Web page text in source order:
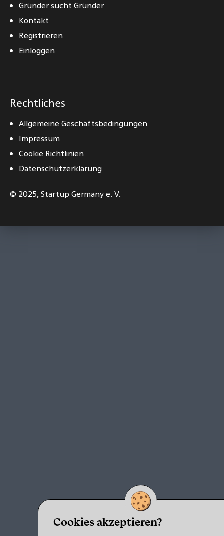
Gründer sucht Gründer
Kontakt
Registrieren
Einloggen
Rechtliches
Allgemeine Geschäftsbedingungen
Impressum
Cookie Richtlinien
Datenschutzerklärung
© 2025,Startup Germany e. V.
Cookies akzeptieren?